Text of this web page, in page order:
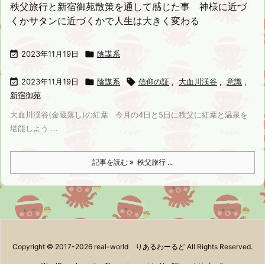
秩父旅行と新宿御苑散策を通して感じた事 神様に近づ
くかサタンに近づくかで人生は大きく変わる
 2023年11月19日  陰謀系
 2023年11月19日  陰謀系  信仰の証 , 大血川渓谷 , 意識 ,
新宿御苑
大血川渓谷(金蔵落し)の紅葉 今月の4日と5日に秩父に紅葉と温泉を
堪能しよう ...
記事を読む 秩父旅行 ...
Copyright © 2017-2026 real-world りあるわーるど All Rights Reserved.